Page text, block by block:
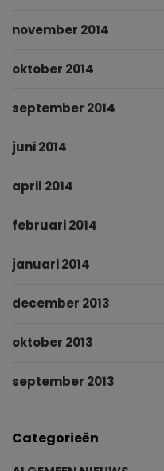
november 2014
oktober 2014
september 2014
juni 2014
april 2014
februari 2014
januari 2014
december 2013
oktober 2013
september 2013
Categorieën